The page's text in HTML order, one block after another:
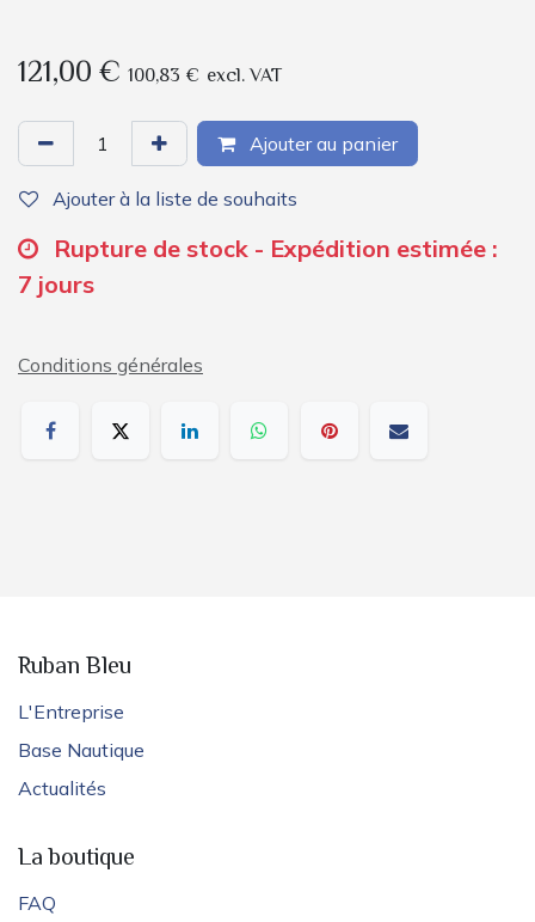
121,00€ 100,83 € excl. VAT
Ajouter au panier
Ajouter à la liste de souhaits
Rupture de stock - Expédition estimée :
7 jours
Conditions générales
Ruban Bleu
L'Entreprise
Base Nautique
Actualités
La boutique
FAQ